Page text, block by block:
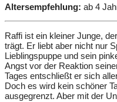
Altersempfehlung: ab 4
Raffi ist ein kleiner Junge,
trägt. Er liebt aber nicht nur
Lieblingspuppe und sein
Angst vor der Reaktion
Tages entschließt er sich
Doch es wird kein schöner
ausgegrenzt. Aber mit der